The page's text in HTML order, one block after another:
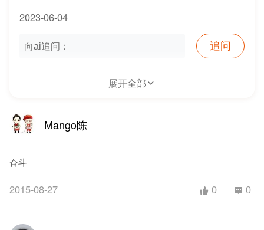
2023-06-04
追问
展开全部
Mango陈
奋斗
2015-08-27 0
0